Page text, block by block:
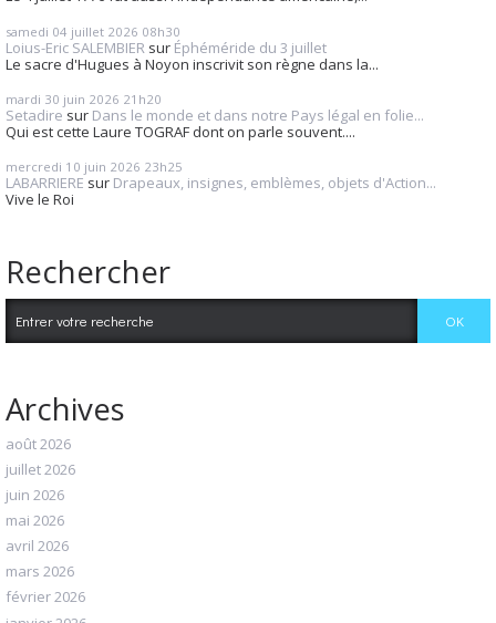
samedi 04 juillet 2026 08h30
Loius-Eric SALEMBIER sur Éphéméride du 3 juillet
Le sacre d'Hugues à Noyon inscrivit son règne dans la...
mardi 30 juin 2026 21h20
Setadire sur Dans le monde et dans notre Pays légal en folie...
Qui est cette Laure TOGRAF dont on parle souvent....
mercredi 10 juin 2026 23h25
LABARRIERE sur Drapeaux, insignes, emblèmes, objets d'Action...
Vive le Roi
Rechercher
Archives
août 2026
juillet 2026
juin 2026
mai 2026
avril 2026
mars 2026
février 2026